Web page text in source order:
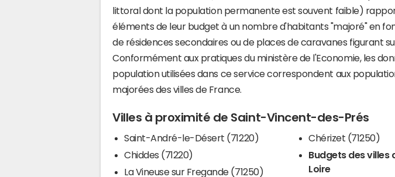
littoral dont la population permanente est souvent faible)
éléments de leur budget à un nombre d'habitants "majoré" en
de résidences secondaires ou de places de caravanes figurant
Conformément aux pratiques du ministère de l'Economie, les
population utilisées dans ce service correspondent aux
majorées des villes de France.
Villes à proximité de Saint-Vincent-des-Prés
Saint-André-le-Désert (71220)
Chiddes (71220)
La Vineuse sur Fregande (71250)
Chérizet (71250)
Budgets des villes
Loire